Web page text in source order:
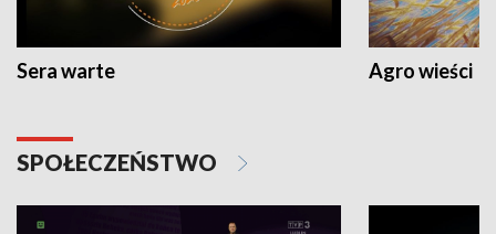
Sera warte Agro wieści
SPOŁECZEŃSTWO